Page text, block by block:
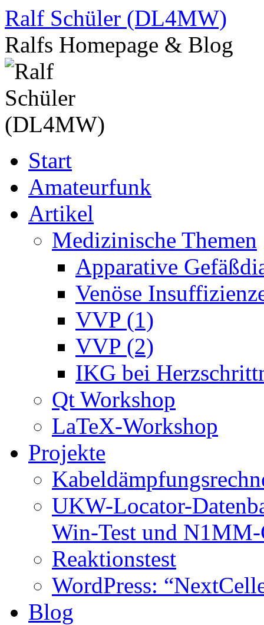
Zum
Inhalt
springen
Ralf Schüler (DL4MW)
Ralfs Homepage & Blog
Start
Amateurfunk
Artikel
Medizinische Themen
Apparative
Venöse
VVP (1)
VVP (2)
IKG bei
Qt Workshop
LaTeX-Workshop
Projekte
UKW-Locator-
Win-Test und
Reaktionstest
WordPress:
Blog